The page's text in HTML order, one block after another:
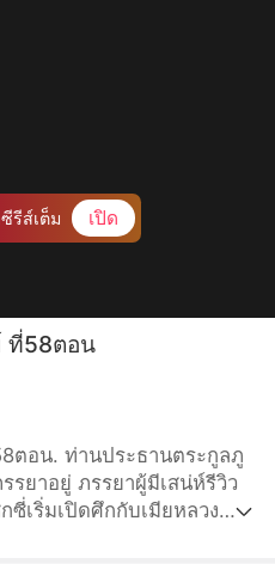
รีส์เต็ม เปิด
ที่58ตอน
ตอน. ท่านประธานตระกูลภู
ยาอยู่ ภรรยาผู้มีเสน่ห์รีวิว
ซี่เริ่มเปิดศึกกับเมียหลวง